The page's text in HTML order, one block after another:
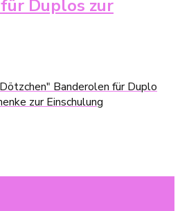
Duplos zur
Banderolen für Duplo
zur Einschulung